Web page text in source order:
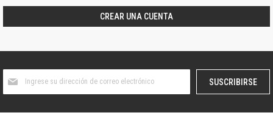
CREAR UNA CUENTA
boletín
SUSCRIBIRSE